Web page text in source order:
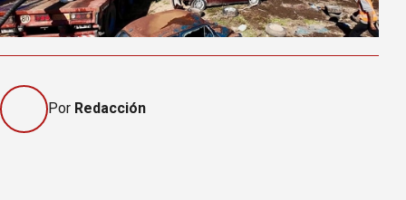
Por Redacción